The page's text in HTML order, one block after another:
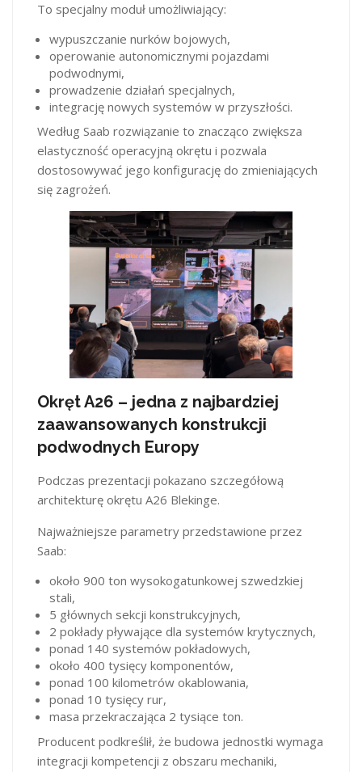
To specjalny moduł umożliwiający:
wypuszczanie nurków bojowych,
operowanie autonomicznymi pojazdami
podwodnymi,
prowadzenie działań specjalnych,
integrację nowych systemów w przyszłości.
Według Saab rozwiązanie to znacząco zwiększa
elastyczność operacyjną okrętu i pozwala
dostosowywać jego konfigurację do zmieniających
się zagrożeń.
Okręt A26 – jedna z najbardziej
zaawansowanych konstrukcji
podwodnych Europy
Podczas prezentacji pokazano szczegółową
architekturę okrętu A26 Blekinge.
Najważniejsze parametry przedstawione przez
Saab:
około 900 ton wysokogatunkowej szwedzkiej
stali,
5 głównych sekcji konstrukcyjnych,
2 pokłady pływające dla systemów krytycznych,
ponad 140 systemów pokładowych,
około 400 tysięcy komponentów,
ponad 100 kilometrów okablowania,
ponad 10 tysięcy rur,
masa przekraczająca 2 tysiące ton.
Producent podkreślił, że budowa jednostki wymaga
integracji kompetencji z obszaru mechaniki,